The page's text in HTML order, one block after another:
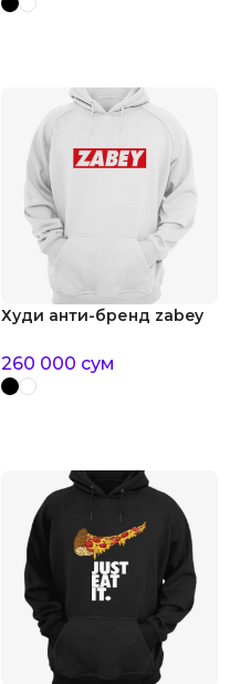
Худи анти-бренд zabey
260 000 сум